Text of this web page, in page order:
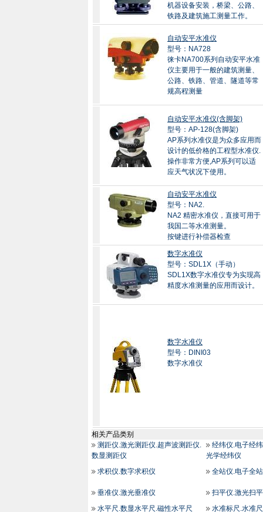
机器设备安装，桥梁、公路、
铁路及建筑施工测量工作。
自动安平水准仪
型号：NA728
徕卡NA700系列自动安平水准
仪主要用于一般的建筑测量、
公路、铁路、管道、隧道等常
规高程测量
自动安平水准仪(含脚架)
型号：AP-128(含脚架)
AP系列水准仪是为众多应用而
设计的低价格的工程型水准仪.
操作非常方便,AP系列可以适
应天气状况下使用。
自动安平水准仪
型号：NA2.
NA2 精密水准仪，直接可用于
我国二等水准测量。
按键进行补偿器检查
数字水准仪
型号：SDL1X（手动）
SDL1X数字水准仪专为实现高
精度水准测量的应用而设计。
数字水准仪
型号：DINI03
数字水准仪
相关产品类别
测距仪.激光测距仪.超声波测距仪.
数显测距仪
经纬仪.电子经
光学经纬仪
求积仪.数字求积仪
全站仪.电子全
垂准仪.激光垂准仪
扫平仪.激光扫
水平尺.数显水平尺.磁性水平尺
水准标尺.水准尺